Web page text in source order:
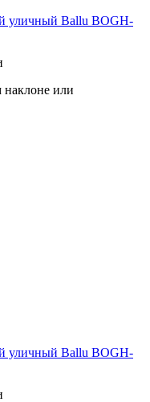
уличный Ballu BOGH-
или
уличный Ballu BOGH-